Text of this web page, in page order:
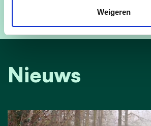
Weigeren
blijft voor ons een prioriteit.”
Nieuws